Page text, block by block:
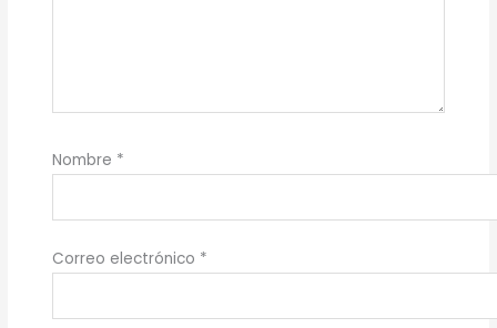
Nombre *
Correo electrónico *